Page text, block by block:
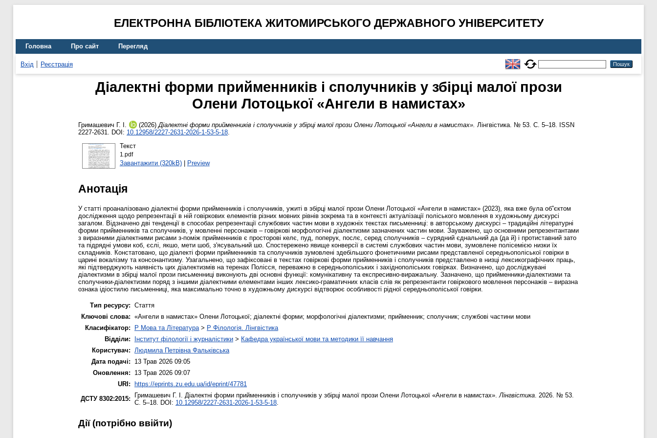
ЕЛЕКТРОННА БІБЛІОТЕКА ЖИТОМИРСЬКОГО ДЕРЖАВНОГО УНІВЕРСИТЕТУ
Головна Про сайт Перегляд
Вхід Реєстрація
Діалектні форми прийменників і сполучників у збірці малої прози
Олени Лотоцької «Ангели в намистах»
Гримашевич Г. І. (2026)Діалектні форми прийменників і сполучників у збірці малої прози Олени Лотоцької «Ангели в намистах». Лінгвістика. № 53. С. 5–18. ISSN
2227-2631. DOI: 10.12958/2227-2631-2026-1-53-5-18.
Текст
1.pdf
Завантажити (320kB)| Preview
Анотація
У статті проаналізовано діалектні форми прийменників і сполучників, ужиті в збірці малої прози Олени Лотоцької «Ангели в намистах» (2023), яка вже була об‟єктом
дослідження щодо репрезентації в ній говіркових елементів різних мовних рівнів зокрема та в контексті актуалізації поліського мовлення в художньому дискурсі
загалом. Відзначено дві тенденції в способах репрезентації службових частин мови в художніх текстах письменниці: в авторському дискурсі – традиційні літературні
форми прийменників та сполучників, у мовленні персонажів – говіркові морфологічні діалектизми зазначених частин мови. Зауважено, що основними репрезентантами
з виразними діалектними рисами з-поміж прийменників є просторові келє, пуд, поперук, послє, серед сполучників – сурядний єднальний да (да й) і протиставний зато
та підрядні умови коб, єслі, якшо, мети шоб, з'ясувальний шо. Спостережено явище конверсії в системі службових частин мови, зумовлене полісемією низки їх
складників. Констатовано, що діалекті форми прийменників та сполучників зумовлені здебільшого фонетичними рисами представленої середньополіської говірки в
царині вокалізму та консонантизму. Узагальнено, що зафіксовані в текстах говіркові форми прийменників і сполучників представлено в низці лексикографічних праць,
які підтверджують наявність цих діалектизмів на теренах Полісся, переважно в середньополіських і західнополіських говірках. Визначено, що досліджувані
діалектизми в збірці малої прози письменниці виконують дві основні функції: комунікативну та експресивно-виражальну. Зазначено, що прийменники-діалектизми та
сполучники-діалектизми поряд з іншими діалектними елементами інших лексико-граматичних класів слів як репрезентанти говіркового мовлення персонажів – виразна
ознака ідіостилю письменниці, яка максимально точно в художньому дискурсі відтворює особливості рідної середньополіської говірки.
Тип ресурсу: Стаття
Ключові слова: «Ангели в намистах» Олени Лотоцької; діалектні форми; морфологічні діалектизми; прийменник; сполучник; службові частини мови
Класифікатор:
P Мова та Література > P Філологія. Лінгвістика
Відділи:
Інститут філології і журналістики > Кафедра української мови та методики її навчання
Користувач:
Людмила Петрівна Фальківська
Дата подачі:
13 Трав 2026 09:05
Оновлення:
13 Трав 2026 09:07
URI: https://eprints.zu.edu.ua/id/eprint/47781
ДСТУ 8302:2015:
Гримашевич Г. І. Діалектні форми прийменників і сполучників у збірці малої прози Олени Лотоцької «Ангели в намистах». Лінгвістика . 2026. № 53.
С. 5–18. DOI: 10.12958/2227-2631-2026-1-53-5-18
Дії ​​(потрібно ввійти)